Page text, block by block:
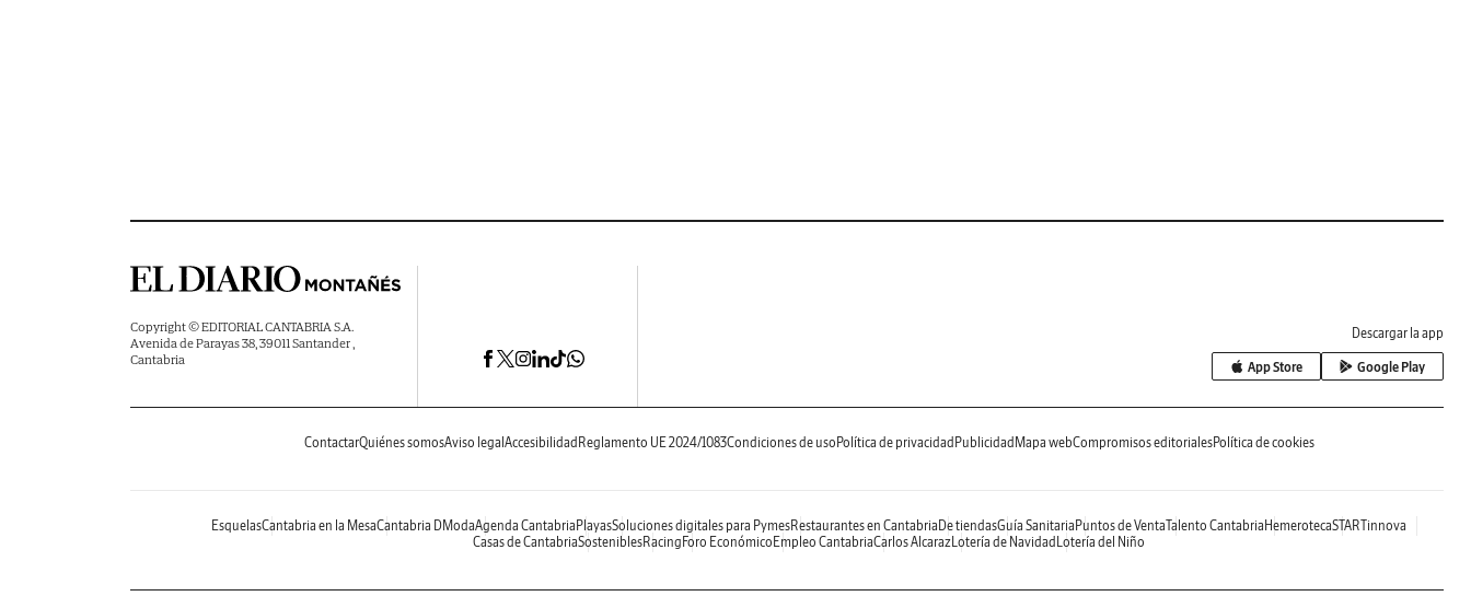
Copyright © EDITORIAL CANTABRIA S.A.
Avenida de Parayas 38, 39011 Santander ,
Cantabria
Descargar la app
App Store Google Play
ContactarQuiénes somosAviso legal Accesibilidad Reglamento UE 2024/1083Condiciones de uso Política de privacidad Publicidad Mapa webCompromisos editorialesPolítica de cookies
EsquelasCantabria en la MesaCantabria DModaAgenda Cantabria PlayasSoluciones digitales para PymesRestaurantes en Cantabria De tiendasGuía Sanitaria Puntos de VentaTalento Cantabria HemerotecaSTARTinnova
Casas de CantabriaSosteniblesRacing Foro Económico Empleo CantabriaCarlos AlcarazLotería de Navidad Lotería del Niño